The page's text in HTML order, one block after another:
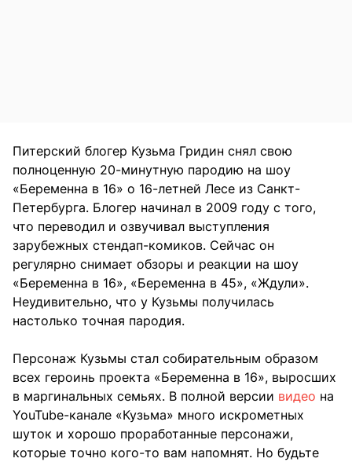
Питерский блогер Кузьма Гридин снял свою
полноценную 20-минутную пародию на шоу
«Беременна в 16» о 16-летней Лесе из Санкт-
Петербурга. Блогер начинал в 2009 году с того,
что переводил и озвучивал выступления
зарубежных стендап-комиков. Сейчас он
регулярно снимает обзоры и реакции на шоу
«Беременна в 16», «Беременна в 45», «Ждули».
Неудивительно, что у Кузьмы получилась
настолько точная пародия.
Персонаж Кузьмы стал собирательным образом
всех героинь проекта «Беременна в 16», выросших
в маргинальных семьях. В полной версии видео на
YouTube-канале «Кузьма» много искрометных
шуток и хорошо проработанные персонажи,
которые точно кого-то вам напомнят. Но будьте